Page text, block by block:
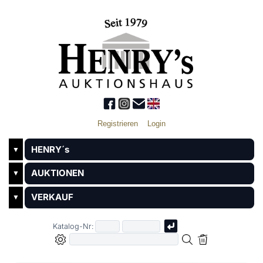
Registrieren Login
▼ HENRY´s
▼ AUKTIONEN
▼ VERKAUF
Katalog-Nr: